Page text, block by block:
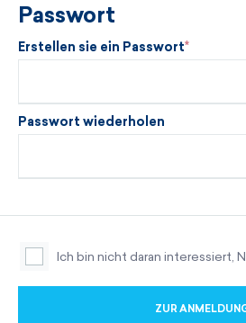
Passwort
Erstellen sie ein Passwort
Passwort wiederholen
Ich bin nicht daran interessiert,
ZUR